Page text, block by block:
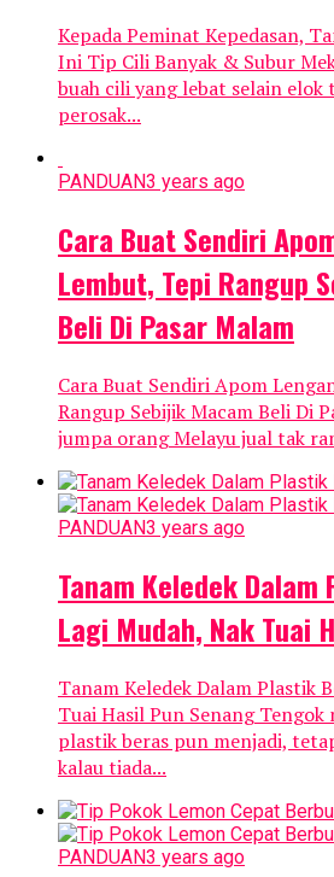
Kepada Peminat Kepedasan,
Ini Tip Cili Banyak & Subur
buah cili yang lebat selain elok
perosak...
PANDUAN3 years ago
Cara Buat Sendiri
Lembut, Tepi Rangup
Beli Di Pasar Malam
Cara Buat Sendiri Apom
Rangup Sebijik Macam Beli Di
jumpa orang Melayu jual tak
PANDUAN3 years ago
Tanam Keledek
Lagi Mudah, Nak Tuai
Tanam Keledek Dalam Plastik
Tuai Hasil Pun Senang
plastik beras pun menjadi,
kalau tiada...
PANDUAN3 years ago